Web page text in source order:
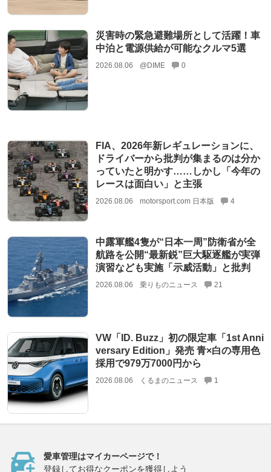
災害時の緊急避難場所として活躍！車
中泊と電源供給が可能なクルマ5選
2026.08.06 @DIME 0
FIA、2026年新レギュレーションに、
ドライバーから批判が集まるのは分か
っていたと明かす……しかし「今年の
レースは面白い」と主張
2026.08.06 motorsport.com 日本版 4
中露軍艦4隻が“日本一周”防衛省が全
航路を公開“最新鋭”巨大駆逐艦が実弾
演習なども実施「示威活動」と批判
2026.08.06 乗りものニュース 21
VW「ID. Buzz」初の限定車「1st Anni
versary Edition」発売 青×白の専用色
採用で979万7000円から
2026.08.06 くるまのニュース 1
愛車管理はマイカーページで！
登録してお得なクーポンを獲得しよう